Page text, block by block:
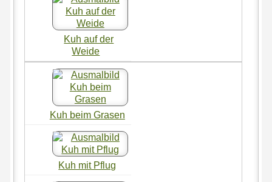
Kuh auf der
Weide
Kuh beim Grasen
Kuh mit Pflug